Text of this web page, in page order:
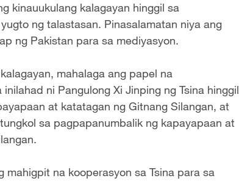
kinauukulang kalagayan hinggil sa
ng talastasan. Pinasalamatan niya ang
ng Pakistan para sa mediyasyon.
mahalaga ang papel na
ni Pangulong Xi Jinping ng Tsina hinggil
at katatagan ng Gitnang Silangan, at
sa pagpapanumbalik ng kapayapaan at
na kooperasyon sa Tsina para sa